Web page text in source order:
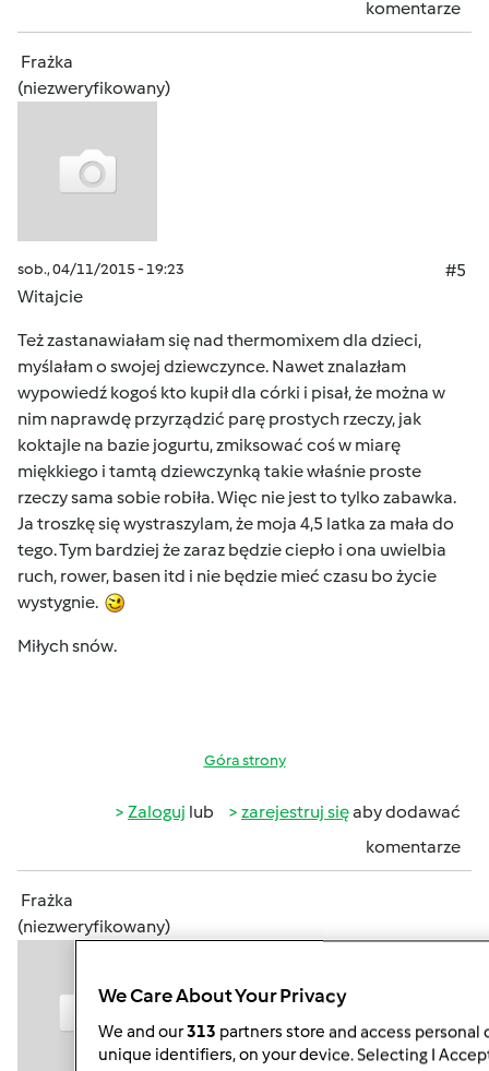
komentarze
Frażka
(niezweryfikowany)
sob., 04/11/2015 - 19:23
#5
Witajcie
Też zastanawiałam się nad thermomixem dla dzieci,
myślałam o swojej dziewczynce. Nawet znalazłam
wypowiedź kogoś kto kupił dla córki i pisał, że można w
nim naprawdę przyrządzić parę prostych rzeczy, jak
koktajle na bazie jogurtu, zmiksować coś w miarę
miękkiego i tamtą dziewczynką takie właśnie proste
rzeczy sama sobie robiła. Więc nie jest to tylko zabawka.
Ja troszkę się wystraszylam, że moja 4,5 latka za mała do
tego. Tym bardziej że zaraz będzie ciepło i ona uwielbia
ruch, rower, basen itd i nie będzie mieć czasu bo życie
wystygnie.
Miłych snów.
Góra strony
Zaloguj lub zarejestruj sięaby dodawać
komentarze
Frażka
(niezweryfikowany)
We Care About Your Privacy
We and our313 partners store and access personal
unique identifiers, on your device. Selecting I